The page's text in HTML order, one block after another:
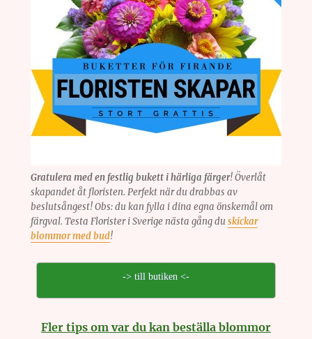
Gratulera med en festlig bukett i härliga färger! Överlåt
skapandet åt floristen. Perfekt när du drabbas av
beslutsångest! Obs: du kan fylla i dina egna önskemål om
färgval. Testa Florister i Sverige nästa gång du skickar
blommor med bud!
-> till butiken <-
Fler tips om var du kan beställa blommor